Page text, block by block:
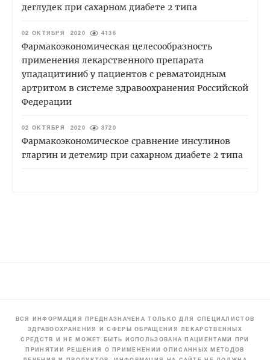
деглудек при сахарном диабете 2 типа
02 ОКТЯБРЯ 2020 4136
Фармакоэкономическая целесообразность
применения лекарственного препарата
упадацитиниб у пациентов с ревматоидным
артритом в системе здравоохранения Российской
Федерации
02 ОКТЯБРЯ 2020 3720
Фармакоэкономическое сравнение инсулинов
гларгин и детемир при сахарном диабете 2 типа
ВСЯ ИНФОРМАЦИЯ ПРЕДНАЗНАЧЕНА ТОЛЬКО ДЛЯ СПЕЦИАЛИСТОВ
ЗДРАВООХРАНЕНИЯ И СФЕРЫ ОБРАЩЕНИЯ ЛЕКАРСТВЕННЫХ
СРЕДСТВ И НЕ МОЖЕТ БЫТЬ ИСПОЛЬЗОВАНА ПАЦИЕНТАМИ ПРИ
ПРИНЯТИИ РЕШЕНИЯ О ПРИМЕНЕНИИ ОПИСАННЫХ МЕТОДОВ